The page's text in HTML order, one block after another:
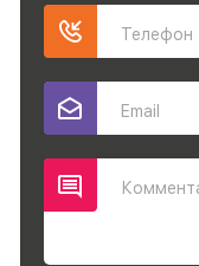
Телефон
Email